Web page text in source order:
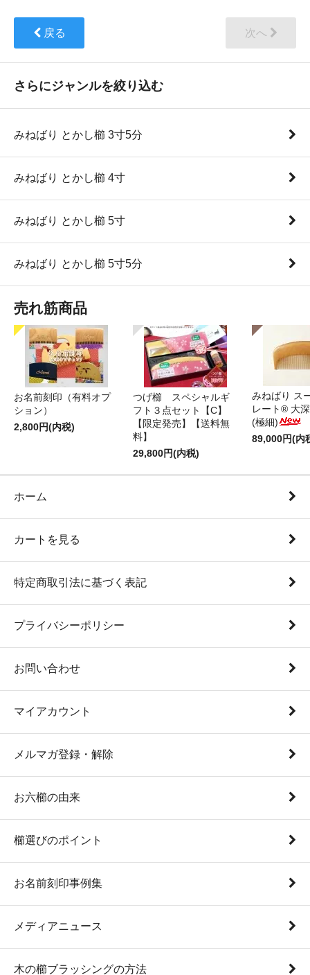
戻る 次へ
さらにジャンルを絞り込む
みねばり とかし櫛 3寸5分
みねばり とかし櫛 4寸
みねばり とかし櫛 5寸
みねばり とかし櫛 5寸5分
売れ筋商品
お名前刻印（有料オプ
ション）
2,800円(内税)
つげ櫛 スペシャルギ
フト３点セット【C】
【限定発売】【送料無
料】
29,800円(内税)
みねばり ス
レート® 大
(極細)
89,000円(内
ホーム
カートを見る
特定商取引法に基づく表記
プライバシーポリシー
お問い合わせ
マイアカウント
メルマガ登録・解除
お六櫛の由来
櫛選びのポイント
お名前刻印事例集
メディアニュース
木の櫛ブラッシングの方法